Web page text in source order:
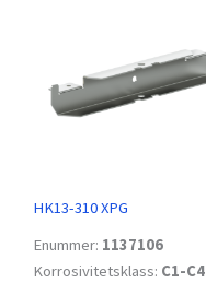
HK13-310 XPG
Enummer: 1137106
Korrosivitetsklass: C1-C4